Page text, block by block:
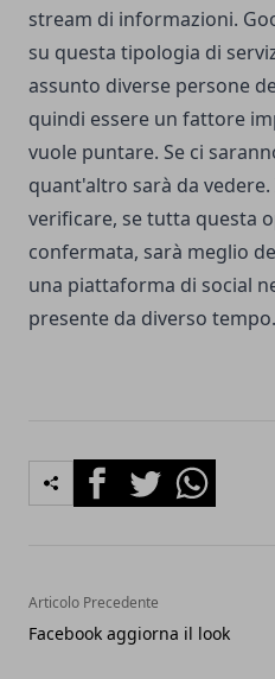
stream di informazioni.
su questa tipologia di
assunto diverse persone
quindi essere un fattore
vuole puntare. Se ci
quant'altro sarà da
verificare, se tutta questa
confermata, sarà meglio
una piattaforma di social
presente da diverso tempo.
FacebookTwitterWhatsapp
Articolo Precedente
Facebook aggiorna il look